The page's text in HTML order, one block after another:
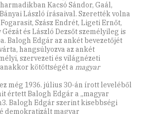
Kacsó Sándor, Gaál,
László írásaival. Szerették volna
Szász Endrét, Ligeti Ernőt,
és László Dezsőt személyileg is
Balogh Edgár az ankét bevezetőjét
hangsúlyozva az ankét
szervezeti és világnézeti
kötöttségét a magyar
még 1936. július 30-án írott leveléből
értett Balogh Edgár a ,,magyar
Balogh Edgár szerint kisebbségi
demokratizált magyar